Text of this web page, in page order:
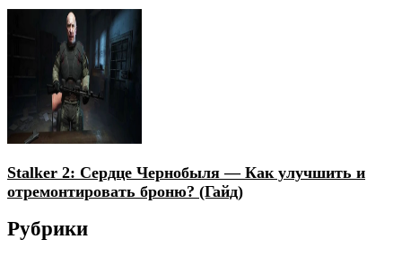
Stalker 2: Сердце Чернобыля — Как улучшить и
отремонтировать броню? (Гайд)
Рубрики